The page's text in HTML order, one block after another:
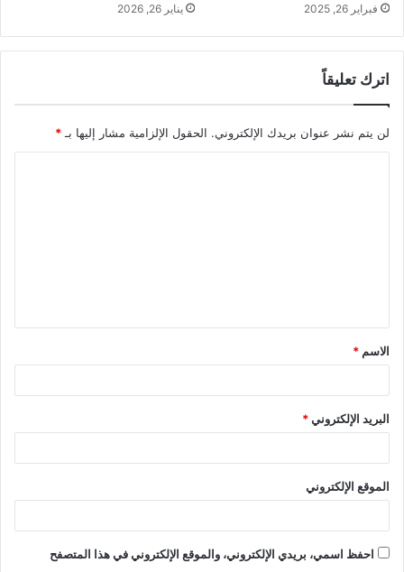
فبراير 26, 2025 يناير 26, 2026
اترك تعليقاً
لن يتم نشر عنوان بريدك الإلكتروني. الحقول الإلزامية مشار إليها بـ *
ق
*
الاسم *
البريد الإلكتروني*
الموقع الإلكتروني
احفظ اسمي، بريدي الإلكتروني، والموقع الإلكتروني في هذا المتصفح